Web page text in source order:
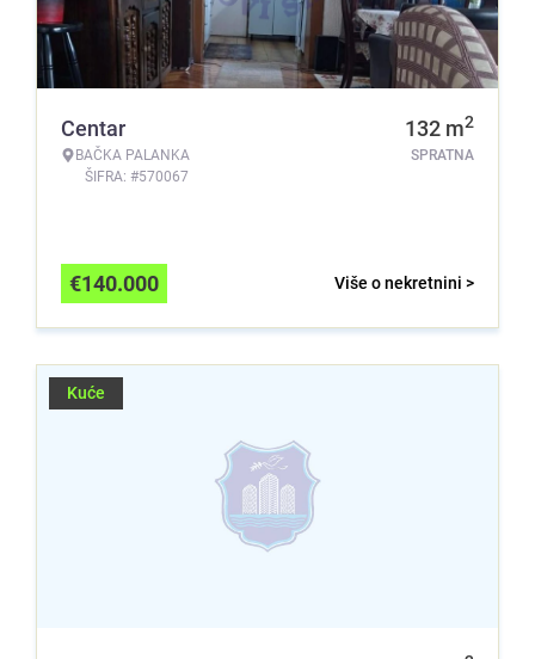
Centar
BAČKA PALANKA
ŠIFRA: #570067
132 m2
SPRATNA
Više o nekretnini >
€140.000
Kuće